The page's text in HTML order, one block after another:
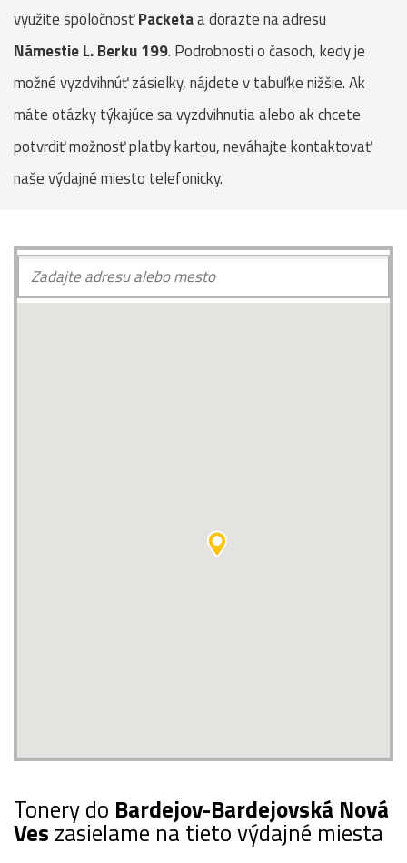
využite spoločnosťPacketaa dorazte na adresu
Námestie L. Berku 199. Podrobnosti o časoch, kedy je
možné vyzdvihnúť zásielky, nájdete v tabuľke nižšie. Ak
máte otázky týkajúce sa vyzdvihnutia alebo ak chcete
potvrdiť možnosť platby kartou, neváhajte kontaktovať
naše výdajné miesto telefonicky.
Tonery do Bardejov-Bardejovská Nová
Ves zasielame na tieto výdajné miesta